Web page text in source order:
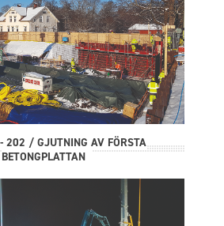
202 / GJUTNING AV FÖRSTA
BETONGPLATTAN